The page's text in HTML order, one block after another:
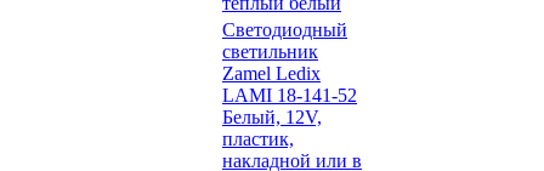
Светодиодный
светильник
Zamel Ledix
LAMI 18-141-52
Белый, 12V,
пластик,
накладной или в